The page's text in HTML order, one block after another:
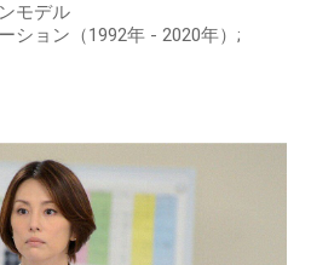
モデル
ション（1992年 - 2020年）;